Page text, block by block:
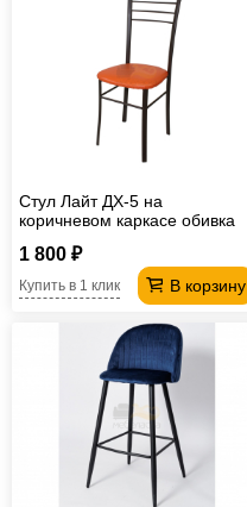
Стул Лайт ДХ-5 на
коричневом каркасе обивка
1 800 ₽
В корзину
Купить в 1 клик